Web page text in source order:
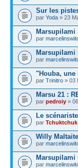
Sur les
par Yoda » 23
Marsupilami
par
Marsupilami
par
"Houba, une
par Trinitro » 03
Marsu 21 :
par pedroiy »
Le
par Tchuktchuk
Willy
par
Marsupilami
par